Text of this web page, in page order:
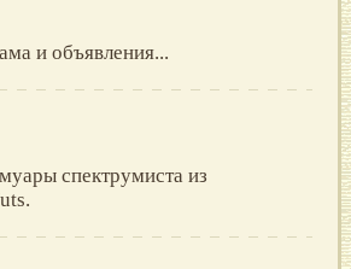
и объявления...
спектрумиста из